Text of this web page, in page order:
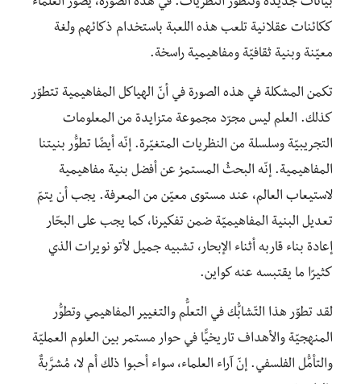
بيانات جديدة وتتطوّر النظريّات. في هذه الصورة، يُصوَّر العلماءُ
ككائنات عقلانية تلعب هذه اللعبة باستخدام ذكائهم ولغة
معيّنة وبنية ثقافيّة ومفاهيمية راسخة.
تكمن المشكلة في هذه الصورة في أنّ الهياكل المفاهيمية تتطوّر
كذلك. العلم ليس مجرّد مجموعة متزايدة من المعلومات
التجريبيّة وسلسلة من النظريات المتغيّرة. إنّه أيضًا تطوُّر بنيتنا
المفاهيمية. إنّه البحثُ المستمرُ عن أفضل بنية مفاهيمية
لاستيعاب العالم، عند مستوى معيّن من المعرفة. يجب أن يتمّ
تعديل البنية المفاهيميّة ضمن تفكيرنا، كما يجب على البحّار
إعادة بناء قاربه أثناء الإبحار، تشبيه جميل لأتو نويرات الذي
كثيرًا ما يقتبسه عنه كواين.
لقد تطوّر هذا التّشابُّك في التعلُّم والتغيير المفاهيمي وتطوُّر
المنهجيّة والأهداف تاريخيًّا في حوار مستمر بين العلوم العمليّة
والتأمُّل الفلسفي. إنّ آراء العلماء، سواء أحبوا ذلك أم لا، مُشرَّبةٌ